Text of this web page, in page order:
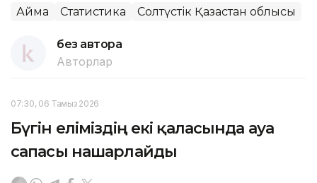
Аймақ Статистика Солтүстік Қазақстан облысы
без автора
Авторлар
07:30, 06 Тамыз 2026
Бүгін еліміздің екі қаласында ауа
сапасы нашарлайды